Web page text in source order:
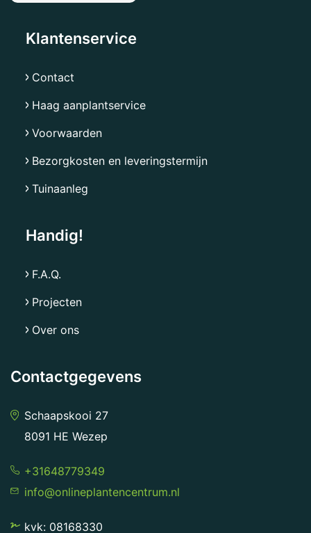
Klantenservice
Contact
Haag aanplantservice
Voorwaarden
Bezorgkosten en leveringstermijn
Tuinaanleg
Handig!
F.A.Q.
Projecten
Over ons
Contactgegevens
Schaapskooi 27
8091 HE Wezep
+31648779349
info@onlineplantencentrum.nl
kvk: 08168330